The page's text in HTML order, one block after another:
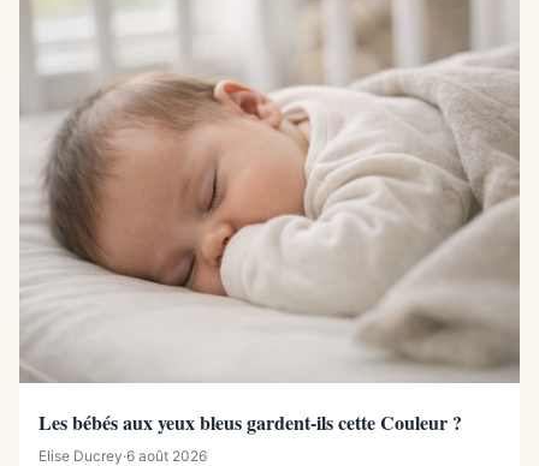
Les bébés aux yeux bleus gardent-ils cette Couleur ?
Elise Ducrey·6 août 2026